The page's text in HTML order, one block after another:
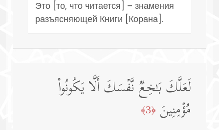
Это [то, что читается] – знамения
разъясняющей Книги [Корана].
لَعَلَّكَ بَـٰخِعࣱ نَّفۡسَكَ أَلَّا یَكُونُوا۟
مُؤۡمِنِینَ ﴿3﴾